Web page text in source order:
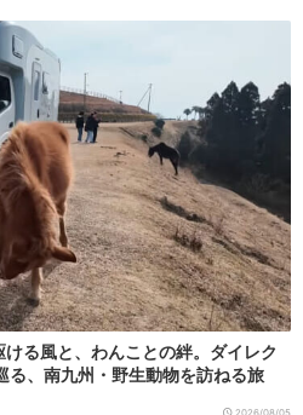
ける風と、わんことの絆。ダイレク
る、南九州・野生動物を訪ねる旅